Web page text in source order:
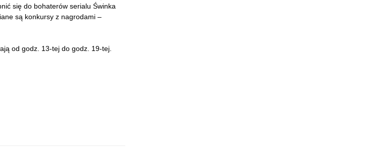
się do bohaterów serialu Świnka
są konkursy z nagrodami –
od godz. 13-tej do godz. 19-tej.